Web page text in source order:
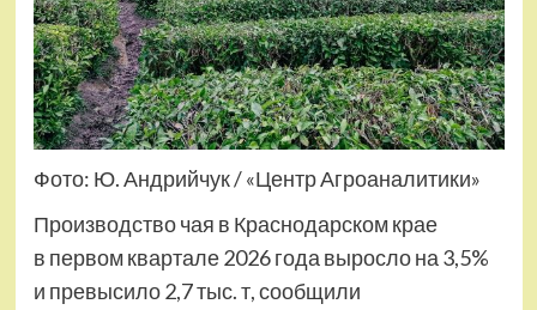
Фото: Ю. Андрийчук / «Центр Агроаналитики»
Производство чая в Краснодарском крае
в первом квартале 2026 года выросло на 3,5%
и превысило 2,7 тыс. т, сообщили